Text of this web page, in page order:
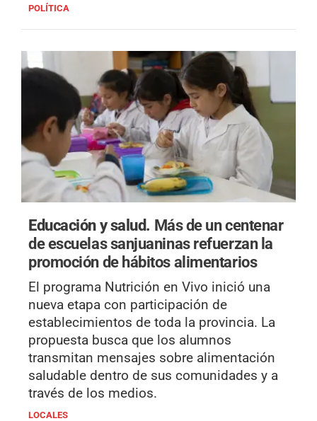
POLÍTICA
Educación y salud. Más de un centenar
de escuelas sanjuaninas refuerzan la
promoción de hábitos alimentarios
El programa Nutrición en Vivo inició una
nueva etapa con participación de
establecimientos de toda la provincia. La
propuesta busca que los alumnos
transmitan mensajes sobre alimentación
saludable dentro de sus comunidades y a
través de los medios.
LOCALES